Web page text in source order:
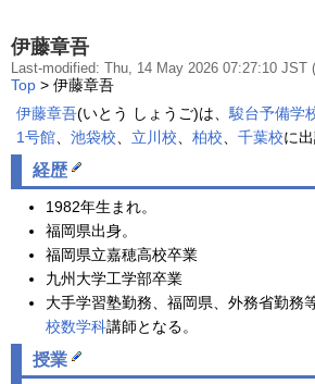
伊藤章吾
Last-modified: Thu, 14 May 2026 07:27:10 JST
Top > 伊藤章吾
伊藤章吾(いとう しょうご)は、 駿台予備学
1号館
池袋校 立川校 柏校 千葉校に出
経歴
1982年生まれ。
福岡県出身。
福岡県立嘉穂高校卒業
九州大学工学部卒業
大手学習塾勤務、福岡県、外務省勤務
校数学科講師となる。
授業